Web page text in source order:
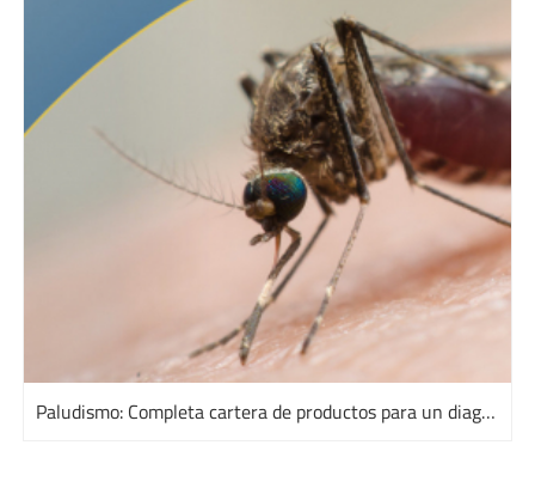
Paludismo: Completa cartera de productos para un diagnóstico fiable